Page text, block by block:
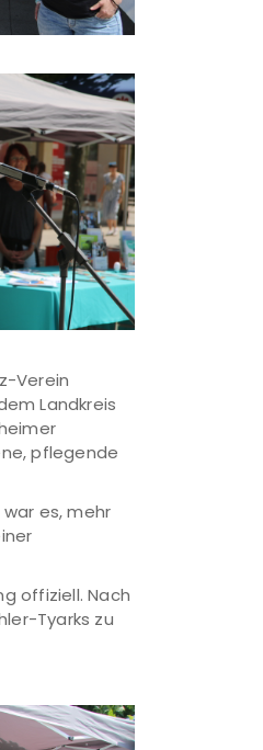
Verein
Landkreis
pflegende
es, mehr
offiziell. Nach
Tyarks zu